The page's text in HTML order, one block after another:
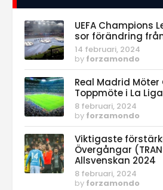
UEFA Champions
sor förändring
14 februari, 2024
by forzamondo
Real Madrid
Toppmöte i La Liga
8 februari, 2024
by forzamondo
Viktigaste
Övergångar
Allsvenskan 2024
8 februari, 2024
by forzamondo